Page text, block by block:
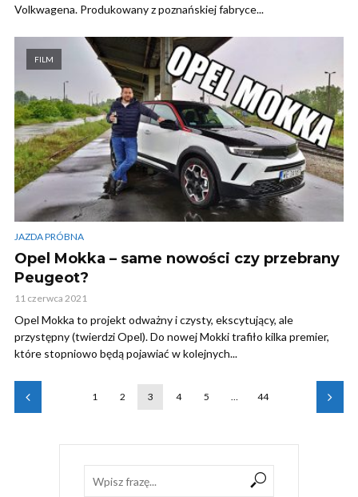
Volkwagena. Produkowany z poznańskiej fabryce...
FILM
JAZDA PRÓBNA
Opel Mokka – same nowości czy przebrany
Peugeot?
11 czerwca 2021
Opel Mokka to projekt odważny i czysty, ekscytujący, ale
przystępny (twierdzi Opel). Do nowej Mokki trafiło kilka premier,
które stopniowo będą pojawiać w kolejnych...
1 2 3 4 5 … 44